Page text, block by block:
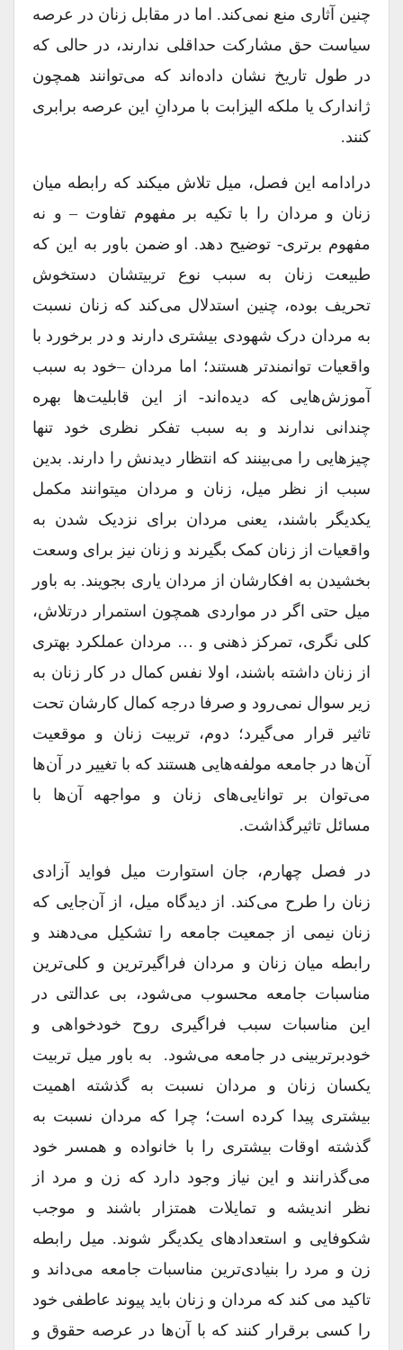
چنین آثاری منع نمی‌کند. اما در مقابل زنان در عرصه
سیاست حق مشارکت حداقلی ندارند، در حالی که
در طول تاریخ نشان داده‌‎اند که می‌توانند همچون
ژاندارک یا ملکه الیزابت با مردانِ این عرصه برابری
کنند.
درادامه این فصل، میل تلاش می‎کند که رابطه میان
زنان و مردان را با تکیه بر مفهوم تفاوت – و نه
مفهوم برتری- توضیح دهد. او ضمن باور به این که
طبیعت زنان به سبب نوع تربیتشان دستخوش
تحریف بوده، چنین استدلال می‌کند که زنان نسبت
به مردان درک شهودی بیشتری دارند و در برخورد با
واقعیات توانمندتر هستند؛ اما مردان –خود به سبب
آموزش‌هایی که دیده‌اند- از این قابلیت‌ها بهره
چندانی ندارند و به سبب تفکر نظری خود تنها
چیزهایی را می‎‌بینند که انتظار دیدنش را دارند. بدین
سبب از نظر میل، زنان و مردان می‎توانند مکمل
یکدیگر باشند، یعنی مردان برای نزدیک شدن به
واقعیات از زنان کمک بگیرند و زنان نیز برای وسعت
بخشیدن به افکارشان از مردان یاری بجویند. به باور
میل حتی اگر در مواردی همچون استمرار درتلاش،
کلی نگری، تمرکز ذهنی و … مردان عملکرد بهتری
از زنان داشته باشند، اولا نفس کمال در کار زنان به
زیر سوال نمی‌رود و صرفا درجه کمال کارشان تحت
تاثیر قرار می‌گیرد؛ دوم، تربیت زنان و موقعیت
آن‌ها در جامعه مولفه‌هایی هستند که با تغییر در آن‌ها
می‌توان بر توانایی‌های زنان و مواجهه آن‌ها با
مسائل تاثیرگذاشت.
در فصل چهارم، جان استوارت میل فواید آزادی
زنان را طرح می‌کند. از دیدگاه میل، از آن‌جایی که
زنان نیمی از جمعیت جامعه را تشکیل می‌دهند و
رابطه میان زنان و مردان فراگیرترین و کلی‌ترین
مناسبات جامعه محسوب می‌شود، بی عدالتی در
این مناسبات سبب فراگیری روح خودخواهی و
خودبرتربینی در جامعه می‌شود. به باور میل تربیت
یکسان زنان و مردان نسبت به گذشته اهمیت
بیشتری پیدا کرده است؛ چرا که مردان نسبت به
گذشته اوقات بیشتری را با خانواده و همسر خود
می‌گذرانند و این نیاز وجود دارد که زن و مرد از
نظر اندیشه و تمایلات همتزار باشند و موجب
شکوفایی و استعدادهای یکدیگر شوند. میل رابطه
زن و مرد را بنیادی‌ترین مناسبات جامعه می‌داند و
تاکید می کند که مردان و زنان باید پیوند عاطفی خود
را کسی برقرار کنند که با آن‌ها در عرصه حقوق و